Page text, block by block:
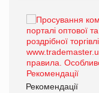
Рекомендації